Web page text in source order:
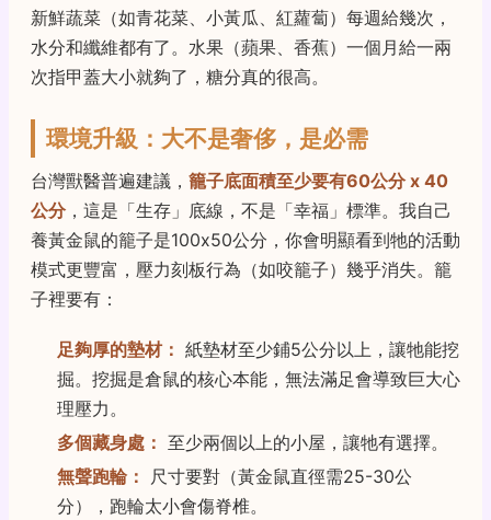
新鮮蔬菜（如青花菜、小黃瓜、紅蘿蔔）每週給幾次，
水分和纖維都有了。水果（蘋果、香蕉）一個月給一兩
次指甲蓋大小就夠了，糖分真的很高。
環境升級：大不是奢侈，是必需
台灣獸醫普遍建議， 籠子底面積至少要有60公分 x 40
公分，這是「生存」底線，不是「幸福」標準。我自己
養黃金鼠的籠子是100x50公分，你會明顯看到牠的活動
模式更豐富，壓力刻板行為（如咬籠子）幾乎消失。籠
子裡要有：
足夠厚的墊材： 紙墊材至少鋪5公分以上，讓牠能挖
掘。挖掘是倉鼠的核心本能，無法滿足會導致巨大心
理壓力。
多個藏身處： 至少兩個以上的小屋，讓牠有選擇。
無聲跑輪：
尺寸要對（黃金鼠直徑需25-30公
分），跑輪太小會傷脊椎。